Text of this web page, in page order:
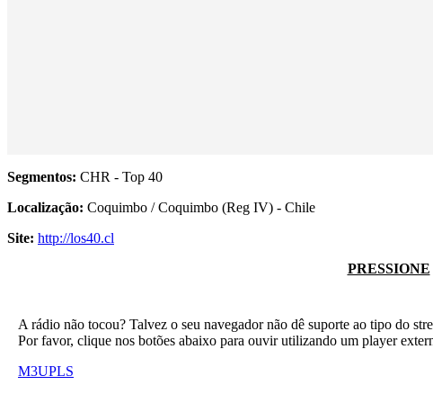
Segmentos: CHR - Top 40
Localização: Coquimbo / Coquimbo (Reg IV) - Chile
Site: http://los40.cl
PRESSIONE
A rádio não tocou? Talvez o seu navegador não dê suporte ao tipo do
Por favor, clique nos botões abaixo para ouvir utilizando um player
M3UPLS